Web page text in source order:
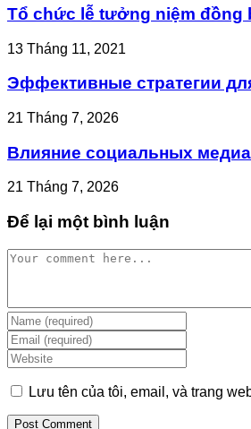
Tổ chức lễ tưởng niệm đồng
13 Tháng 11, 2021
Эффективные стратегии
21 Tháng 7, 2026
Влияние социальных медиа
21 Tháng 7, 2026
Để lại một bình luận
Comment
Enter
your
name
or
username
to
comment
Enter
your
email
address
to
comment
Enter
your
website
(optional)
Lưu tên của tôi, email, và trang